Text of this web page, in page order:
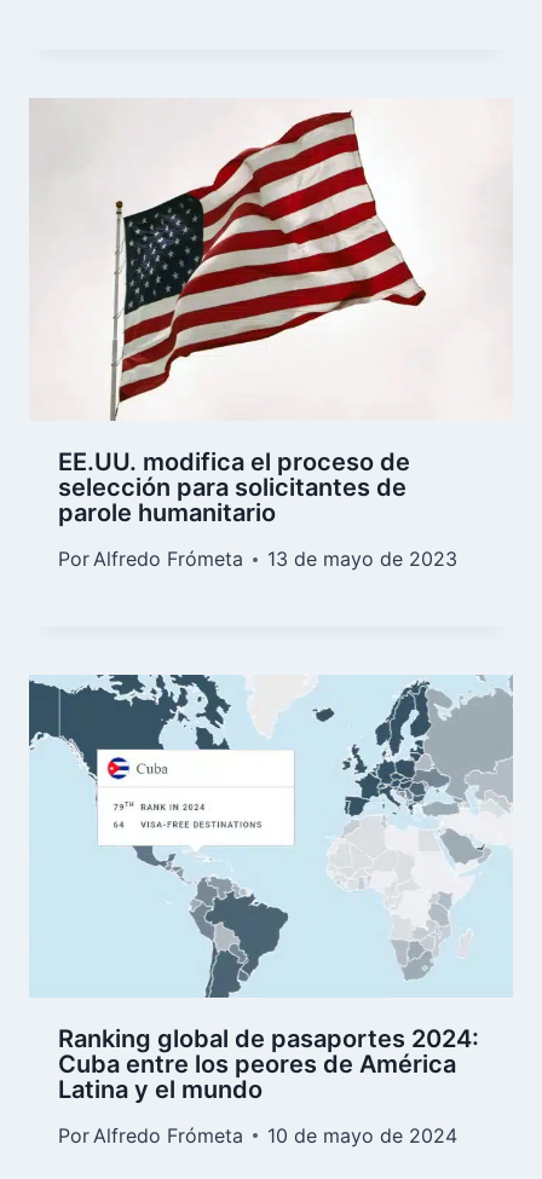
EE.UU. modifica el proceso de
selección para solicitantes de
parole humanitario
PorAlfredo Frómeta 13 de mayo de 2023
Ranking global de pasaportes 2024:
Cuba entre los peores de América
Latina y el mundo
Por Alfredo Frómeta 10 de mayo de 2024